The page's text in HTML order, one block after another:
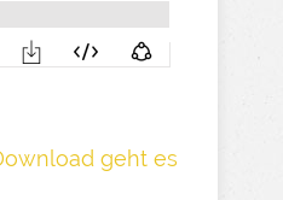
geh t es